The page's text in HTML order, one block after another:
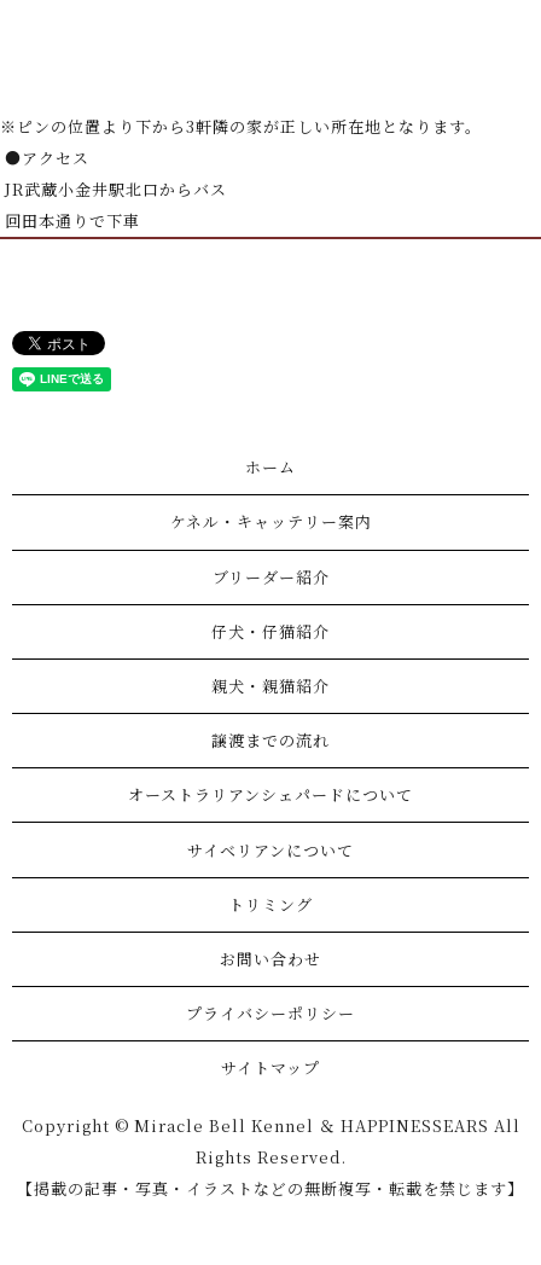
※ピンの位置より下から3軒隣の家が正しい所在地となります。
●アクセス
JR武蔵小金井駅北口からバス
回田本通りで下車
ホーム
ケネル・キャッテリー案内
ブリーダー紹介
仔犬・仔猫紹介
親犬・親猫紹介
譲渡までの流れ
オーストラリアンシェパードについて
サイベリアンについて
トリミング
お問い合わせ
プライバシーポリシー
サイトマップ
Copyright © Miracle Bell Kennel ＆ HAPPINESSEARS All
Rights Reserved.
【掲載の記事・写真・イラストなどの無断複写・転載を禁じます】